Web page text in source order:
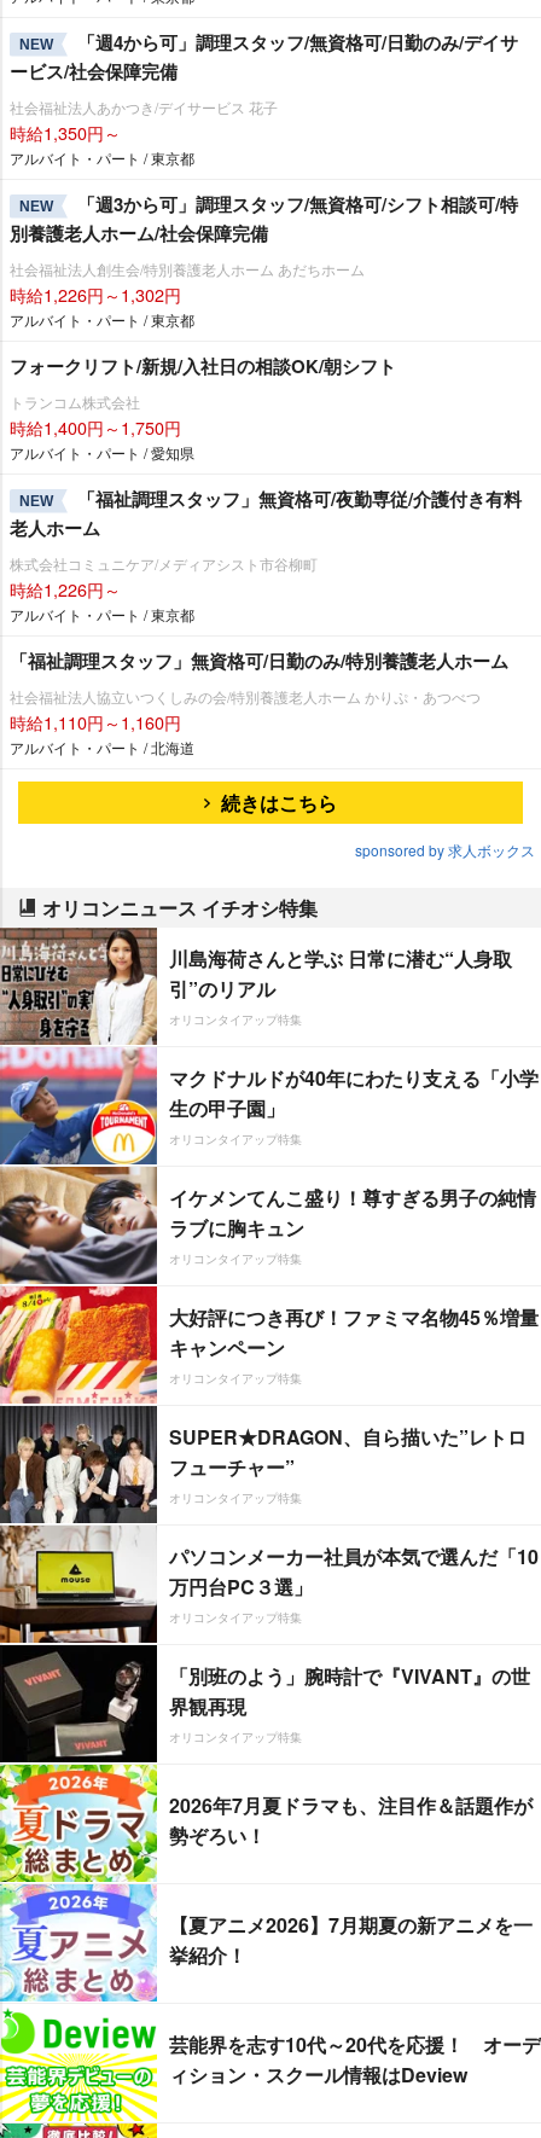
NEW
「週4から可」調理スタッフ/無資格可/日勤のみ/デイサ
ービス/社会保障完備
社会福祉法人あかつき/デイサービス 花子
時給1,350円～
アルバイト・パート / 東京都
NEW
「週3から可」調理スタッフ/無資格可/シフト相談可/特
別養護老人ホーム/社会保障完備
社会福祉法人創生会/特別養護老人ホーム あだちホーム
時給1,226円～1,302円
アルバイト・パート / 東京都
フォークリフト/新規/入社日の相談OK/朝シフト
トランコム株式会社
時給1,400円～1,750円
アルバイト・パート / 愛知県
NEW
「福祉調理スタッフ」無資格可/夜勤専従/介護付き有料
老人ホーム
株式会社コミュニケア/メディアシスト市谷柳町
時給1,226円～
アルバイト・パート / 東京都
「福祉調理スタッフ」無資格可/日勤のみ/特別養護老人ホーム
社会福祉法人協立いつくしみの会/特別養護老人ホーム かりぷ・あつべつ
時給1,110円～1,160円
アルバイト・パート / 北海道
続きはこちら
sponsored by 求人ボックス
オリコンニュース イチオシ特集
川島海荷さんと学ぶ 日常に潜む“人身取
引”のリアル
オリコンタイアップ特集
マクドナルドが40年にわたり支える「小学
生の甲子園」
オリコンタイアップ特集
イケメンてんこ盛り！尊すぎる男子の純情
ラブに胸キュン
オリコンタイアップ特集
大好評につき再び！ファミマ名物45％増量
キャンペーン
オリコンタイアップ特集
SUPER★DRAGON、自ら描いた”レトロ
フューチャー”
オリコンタイアップ特集
パソコンメーカー社員が本気で選んだ「10
万円台PC３選」
オリコンタイアップ特集
「別班のよう」腕時計で『VIVANT』の世
界観再現
オリコンタイアップ特集
2026年7月夏ドラマも、注目作＆話題作が
勢ぞろい！
【夏アニメ2026】7月期夏の新アニメを一
挙紹介！
芸能界を志す10代～20代を応援！ オーデ
ィション・スクール情報はDeview